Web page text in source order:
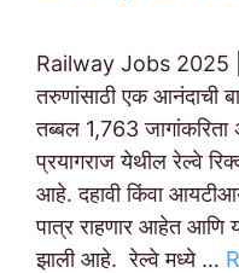
Railway Jobs 2025 |
तरुणांसाठी एक आनंदाची
तब्बल 1,763
प्रयागराज येथील रेल्वे
आहे. दहावी किंवा आयटीआय
पात्र राहणार आहेत आणि या
झाली आहे. रेल्वे मध्ये …